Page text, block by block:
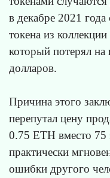
в декабре 2021 года
токена из
который потерял
долларов.
Причина этого
перепутал цену
0.75 ETH вместо
практически
ошибки другого